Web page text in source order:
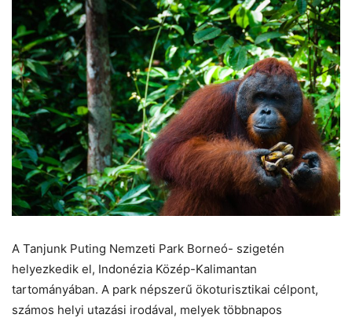
A Tanjunk Puting Nemzeti Park Borneó- szigetén
helyezkedik el, Indonézia Közép-Kalimantan
tartományában. A park népszerű ökoturisztikai célpont,
számos helyi utazási irodával, melyek többnapos